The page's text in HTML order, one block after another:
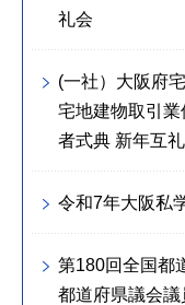
礼会
(一社）大阪府
宅地建物取引
者式典 新年互
令和7年大阪私
第180回全国都
都道府県議会